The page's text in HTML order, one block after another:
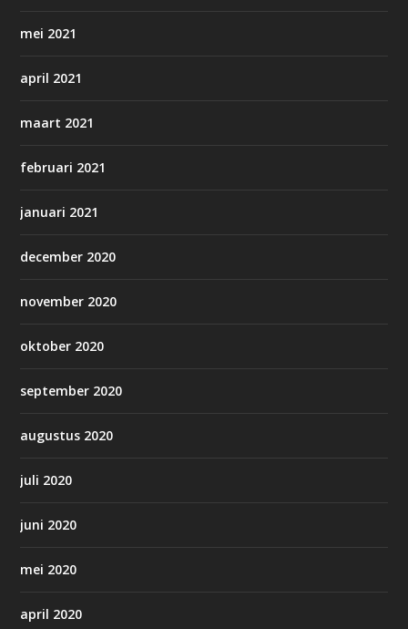
mei 2021
april 2021
maart 2021
februari 2021
januari 2021
december 2020
november 2020
oktober 2020
september 2020
augustus 2020
juli 2020
juni 2020
mei 2020
april 2020